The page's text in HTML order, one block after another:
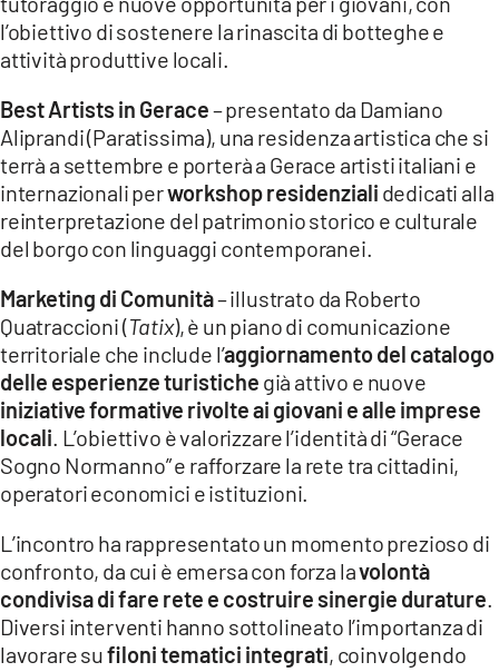
App
ANDROID
APPLE
l’obiettivo di sostenere la rinascita di botteghe e
attività produttive locali.
Best Artists in Gerace– presentato da Damiano
Aliprandi (Paratissima), una residenza artistica che si
terrà a settembre e porterà a Gerace artisti italiani e
internazionali perworkshop residenziali dedicati alla
reinterpretazione del patrimonio storico e culturale
del borgo con linguaggi contemporanei.
Marketing di Comunità– illustrato da Roberto
Quatraccioni (Tatix), è un piano di comunicazione
territoriale che include l’aggiornamento del catalogo
delle esperienze turistiche già attivo e nuove
iniziative formative rivolte ai giovani e alle imprese
locali. L’obiettivo è valorizzare l’identità di “Gerace
Sogno Normanno” e rafforzare la rete tra cittadini,
operatori economici e istituzioni.
L’incontro ha rappresentato un momento prezioso di
confronto, da cui è emersa con forza lavolontà
condivisa di fare rete e costruire sinergie durature.
Diversi interventi hanno sottolineato l’importanza di
lavorare sufiloni tematici integrati, coinvolgendo